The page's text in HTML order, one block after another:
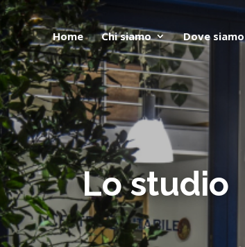
Home Chi siamo Dove siamo
Lo studio